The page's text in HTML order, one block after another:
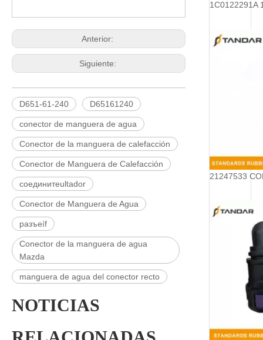
Anterior:
Siguiente:
D651-61-240 D65161240
conector de manguera de agua
Conector de la manguera de calefacción
Conector de Manguera de Calefacción
соединитеultador
Conector de Manguera de Agua
разъеíf
Conector de la manguera de agua
Mazda
manguera de agua del conector recto
NOTICIAS